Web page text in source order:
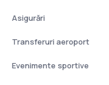
Asigurări
Transferuri aeroport
Evenimente sportive